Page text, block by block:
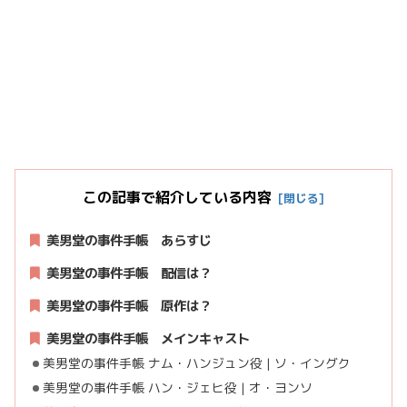
この記事で紹介している内容
美男堂の事件手帳 あらすじ
美男堂の事件手帳 配信は？
美男堂の事件手帳 原作は？
美男堂の事件手帳 メインキャスト
美男堂の事件手帳 ナム・ハンジュン役 | ソ・イングク
美男堂の事件手帳 ハン・ジェヒ役 | オ・ヨンソ